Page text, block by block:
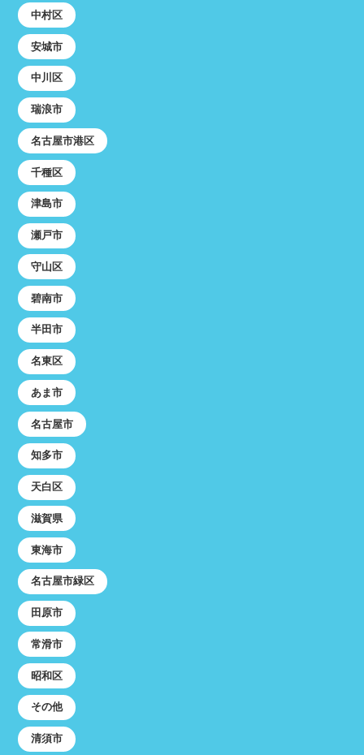
中村区
安城市
中川区
瑞浪市
名古屋市港区
千種区
津島市
瀬戸市
守山区
碧南市
半田市
名東区
あま市
名古屋市
知多市
天白区
滋賀県
東海市
名古屋市緑区
田原市
常滑市
昭和区
その他
清須市